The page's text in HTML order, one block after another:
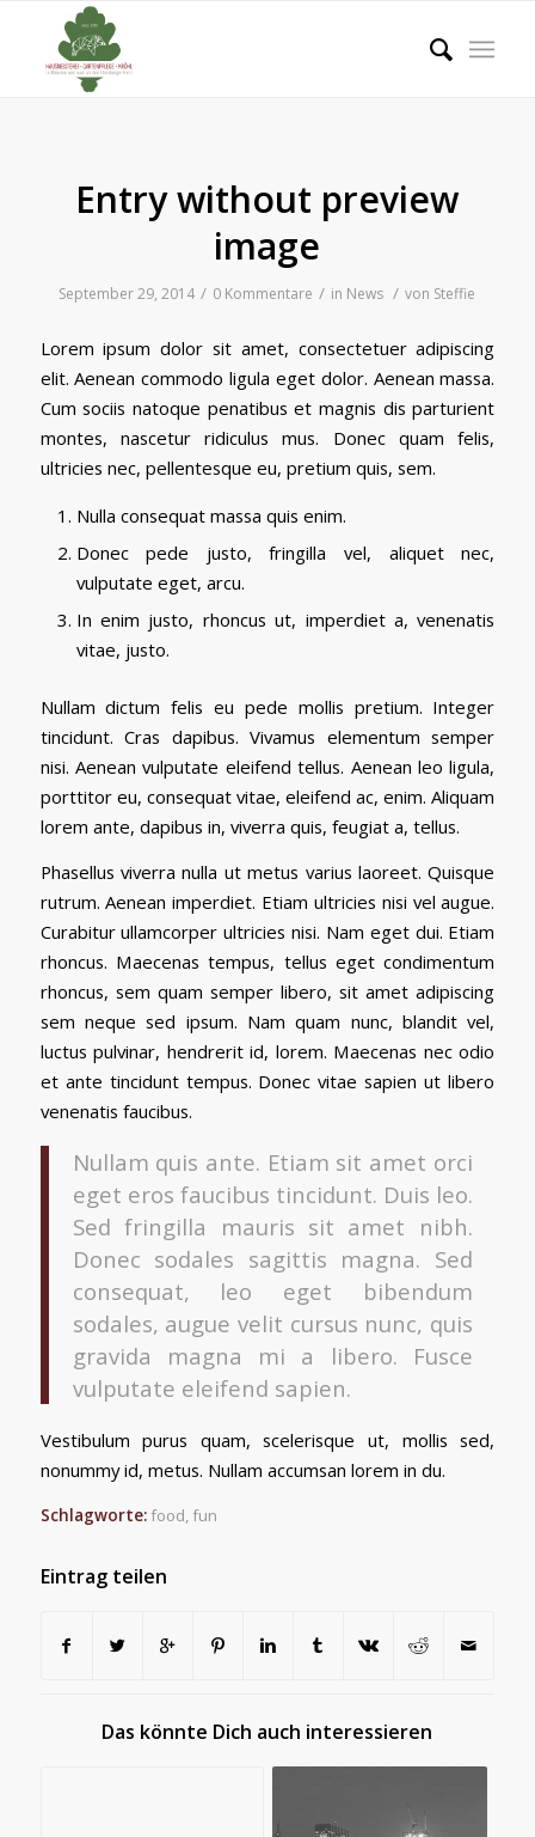
Entry without preview
image
September 29, 2014 / 0 Kommentare / in News / von Steffie
Lorem ipsum dolor sit amet, consectetuer adipiscing
elit. Aenean commodo ligula eget dolor. Aenean massa.
Cum sociis natoque penatibus et magnis dis parturient
montes, nascetur ridiculus mus. Donec quam felis,
ultricies nec, pellentesque eu, pretium quis, sem.
Nulla consequat massa quis enim.
Donec pede justo, fringilla vel, aliquet nec,
vulputate eget, arcu.
In enim justo, rhoncus ut, imperdiet a, venenatis
vitae, justo.
Nullam dictum felis eu pede mollis pretium. Integer
tincidunt. Cras dapibus. Vivamus elementum semper
nisi. Aenean vulputate eleifend tellus. Aenean leo ligula,
porttitor eu, consequat vitae, eleifend ac, enim. Aliquam
lorem ante, dapibus in, viverra quis, feugiat a, tellus.
Phasellus viverra nulla ut metus varius laoreet. Quisque
rutrum. Aenean imperdiet. Etiam ultricies nisi vel augue.
Curabitur ullamcorper ultricies nisi. Nam eget dui. Etiam
rhoncus. Maecenas tempus, tellus eget condimentum
rhoncus, sem quam semper libero, sit amet adipiscing
sem neque sed ipsum. Nam quam nunc, blandit vel,
luctus pulvinar, hendrerit id, lorem. Maecenas nec odio
et ante tincidunt tempus. Donec vitae sapien ut libero
venenatis faucibus.
Nullam quis ante. Etiam sit amet orci
eget eros faucibus tincidunt. Duis leo.
Sed fringilla mauris sit amet nibh.
Donec sodales sagittis magna. Sed
consequat, leo eget bibendum
sodales, augue velit cursus nunc, quis
gravida magna mi a libero. Fusce
vulputate eleifend sapien.
Vestibulum purus quam, scelerisque ut, mollis sed,
nonummy id, metus. Nullam accumsan lorem in du.
Schlagworte:food,fun
Eintrag teilen
Das könnte Dich auch interessieren